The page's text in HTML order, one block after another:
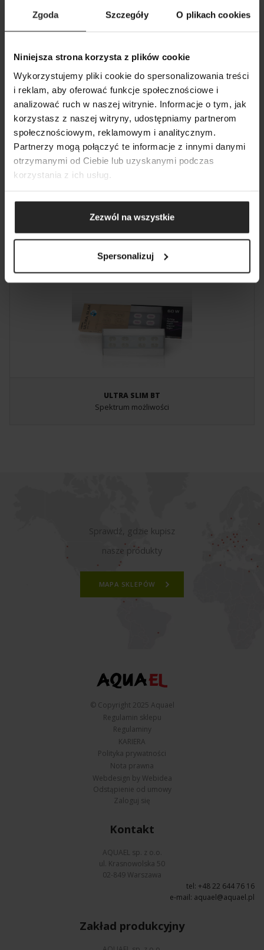
Zgoda Szczegóły O plikach cookies
Niniejsza strona korzysta z plików cookie
Wykorzystujemy pliki cookie do spersonalizowania treści
i reklam, aby oferować funkcje społecznościowe i
analizować ruch w naszej witrynie. Informacje o tym, jak
korzystasz z naszej witryny, udostępniamy partnerom
społecznościowym, reklamowym i analitycznym.
Partnerzy mogą połączyć te informacje z innymi danymi
otrzymanymi od Ciebie lub uzyskanymi podczas
korzystania z ich usług.
Zezwól na wszystkie
Spersonalizuj
LEDDY SMART
Minimalistyczne lampki ledowe
Oszczędne i uniwersalne oświetlenie akwarystyczne
ULTRA SLIM BT
Spektrum możliwości
POKAŻ LISTĘ
DODAJ NASTĘPNY
POKAŻ PORÓWNANIE
DODAJ NASTĘPNY
DODAJ NASTĘPNY
Sprawdź, gdzie kupisz
nasze produkty
MAPA SKLEPÓW
© Copyright 2025 Aquael
Regulamin sklepu
Regulaminy
KARIERA
Polityka prywatności
Nota prawna
Webdesign by Webidea
Odstąpienie od umowy
Zaloguj się
Kontakt
AQUAEL sp. z o.o.
ul. Krasnowolska 50
02-849 Warszawa
tel: +48 22 644 76 16
e-mail: aquael@aquael.pl
Zakład produkcyjny
SZUKAJ